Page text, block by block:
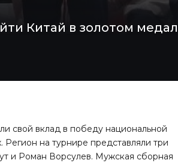
Китай в золотом
свой вклад в победу национальной
на турнире представляли три
и Роман Ворсулев. Мужская сборная